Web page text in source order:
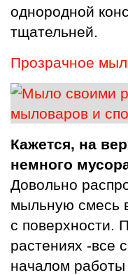
однородной
тщательней.
Прозрачное
Кажется, на
немного
Довольно
мыльную смесь
с поверхности.
растениях -все
началом